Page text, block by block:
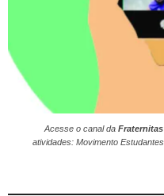
Acesse o canal da Fraternitas
atividades: Movimento